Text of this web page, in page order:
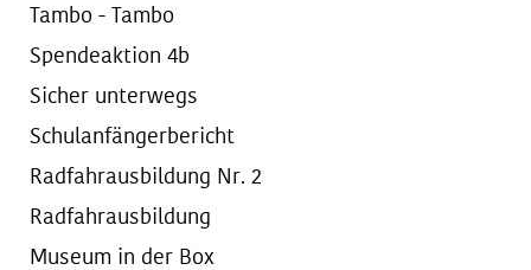
Tambo - Tambo
Spendeaktion 4b
Sicher unterwegs
Schulanfängerbericht
Radfahrausbildung Nr. 2
Radfahrausbildung
Museum in der Box